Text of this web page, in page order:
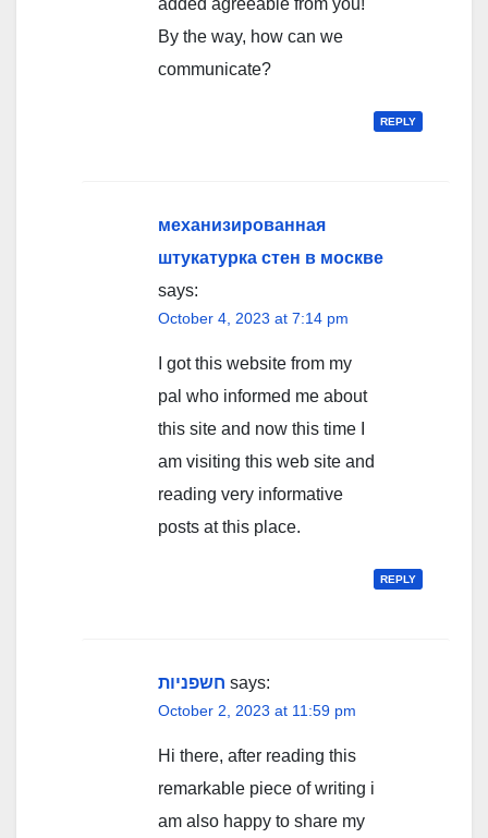
By the way, how can we
communicate?
REPLY
механизированная
штукатурка стен в москве
says:
October 4, 2023 at 7:14 pm
I got this website from my
pal who informed me about
this site and now this time I
am visiting this web site and
reading very informative
posts at this place.
REPLY
חשפניות says:
October 2, 2023 at 11:59 pm
Hi there, after reading this
remarkable piece of writing i
am also happy to share my